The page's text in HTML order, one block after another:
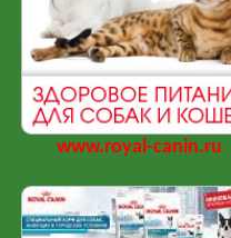
www.royal-canin.ru